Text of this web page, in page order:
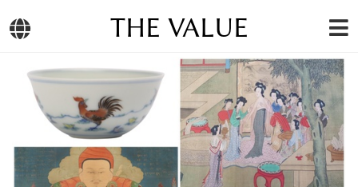
THE VALUE